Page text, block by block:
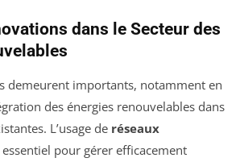
dans le Secteur des
demeurent importants, notamment en
des énergies renouvelables dans
L’usage de réseaux
pour gérer efficacement